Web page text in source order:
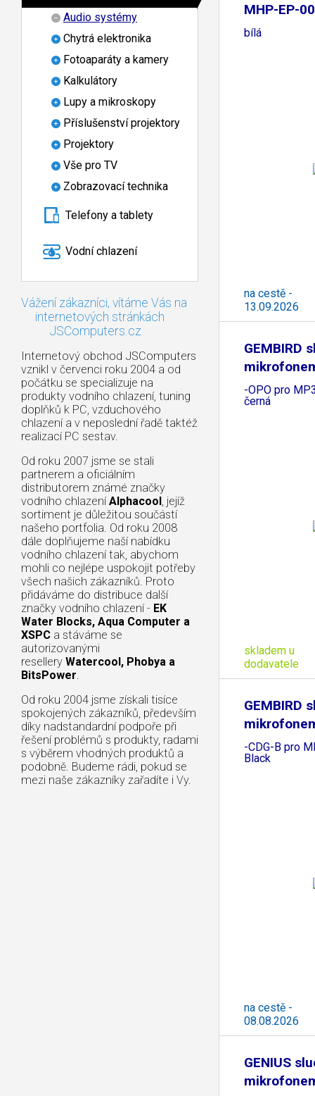
Audio systémy
Chytrá elektronika
Fotoaparáty a kamery
Kalkulátory
Lupy a mikroskopy
Příslušenství projektory
Projektory
Vše pro TV
Zobrazovací technika
Telefony a tablety
Vodní chlazení
Vážení zákazníci, vítáme Vás na
internetových stránkách
JSComputers.cz
Internetový obchod JSComputers
vznikl v červenci roku 2004 a od
počátku se specializuje na
produkty vodního chlazení, tuning
doplňků k PC, vzduchového
chlazení a v neposlední řadě taktéž
realizací PC sestav.
Od roku 2007 jsme se stali
partnerem a oficiálním
distributorem známé značky
vodního chlazení Alphacool, jejíž
sortiment je důležitou součástí
našeho portfolia. Od roku 2008
dále doplňujeme naší nabídku
vodního chlazení tak, abychom
mohli co nejlépe uspokojit potřeby
všech našich zákazníků. Proto
přidáváme do distribuce další
značky vodního chlazení - EK
Water Blocks, Aqua Computer a
XSPC a stáváme se
autorizovanými
resellery Watercool, Phobya a
BitsPower.
Od roku 2004 jsme získali tisíce
spokojených zákazníků, především
díky nadstandardní podpoře při
řešení problémů s produkty, radami
s výběrem vhodných produktů a
podobně. Budeme rádi, pokud se
mezi naše zákazníky zařadíte i Vy.
MHP-EP-
bílá
na cestě -
13.09.2026
GEMBIRD
-OPO pro
černá
skladem u
dodavatele
GEMBIRD
-CDG-B pro
Black
na cestě -
08.08.2026
GENIUS